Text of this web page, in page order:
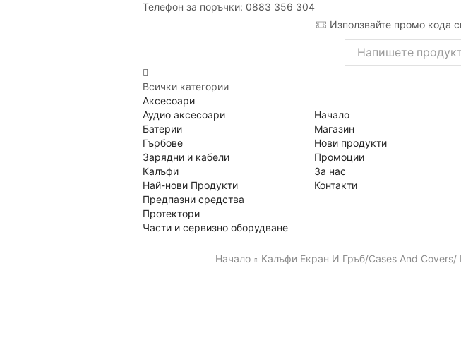
Телефон за поръчки: 0883 356 304
Search
Всички категории
Аксесоари
Аудио аксесоари
Батерии
Гърбове
Зарядни и кабели
Калъфи
Най-нови Продукти
Предпазни средства
Протектори
Части и сервизно оборудване
Начало
Магазин
Нови продукти
Промоции
За нас
Контакти
Начало Калъфи Екран И Гръб/Cases And Covers/